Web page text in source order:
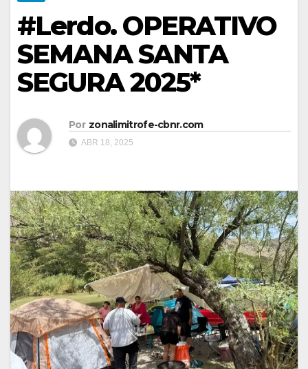
#Lerdo. OPERATIVO
SEMANA SANTA
SEGURA 2025*
Por zonalimitrofe-cbnr.com
ABR 18, 2025